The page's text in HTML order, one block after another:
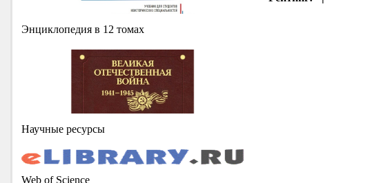
Энциклопедия в 12 томах
Научные ресурсы
Web of Science